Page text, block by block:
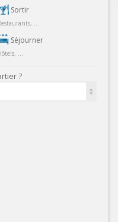
Sortir
...
Séjourner
...
?